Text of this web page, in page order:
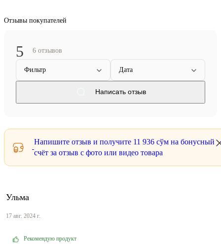
Отзывы покупателей
5 6 отзывов
Фильтр Дата
Написать отзыв
Напишите отзыв и получите 11 936 сўм на бонусный
счёт за отзыв с фото или видео товара
Ульма
17 авг. 2024 г.
Рекомендую продукт